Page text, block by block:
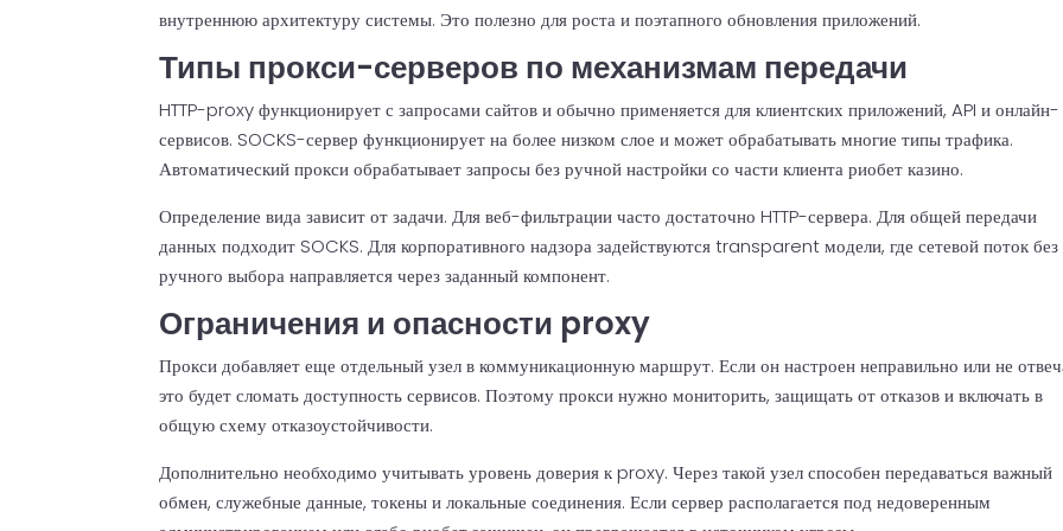
внутреннюю архитектуру системы. Это полезно для роста и поэтапного обновления приложений.
Типы прокси-серверов по механизмам передачи
HTTP-proxy функционирует с запросами сайтов и обычно применяется для клиентских приложений, API и онлайн-
сервисов. SOCKS-сервер функционирует на более низком слое и может обрабатывать многие типы трафика.
Автоматический прокси обрабатывает запросы без ручной настройки со части клиента риобет казино.
Определение вида зависит от задачи. Для веб-фильтрации часто достаточно HTTP-сервера. Для общей передачи
данных подходит SOCKS. Для корпоративного надзора задействуются transparent модели, где сетевой поток без
ручного выбора направляется через заданный компонент.
Ограничения и опасности proxy
Прокси добавляет еще отдельный узел в коммуникационную маршрут. Если он настроен неправильно или не
это будет сломать доступность сервисов. Поэтому прокси нужно мониторить, защищать от отказов и включать в
общую схему отказоустойчивости.
Дополнительно необходимо учитывать уровень доверия к proxy. Через такой узел способен передаваться важный
обмен, служебные данные, токены и локальные соединения. Если сервер располагается под недоверенным